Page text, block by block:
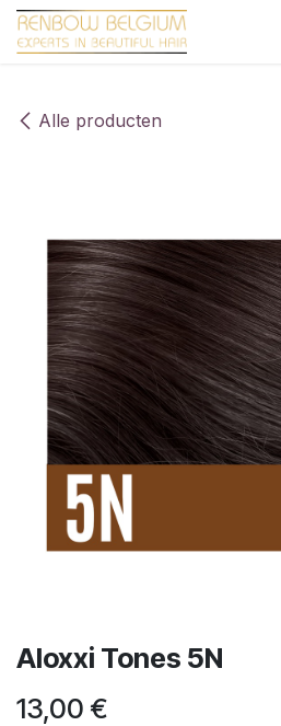
Overslaan naar inhoud
Alle producten
Aloxxi Tones 5N
13,00 €